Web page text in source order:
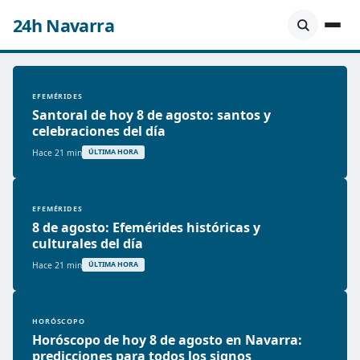
24h Navarra
EFEMÉRIDES
Santoral de hoy 8 de agosto: santos y
celebraciones del día
Hace 21 min ÚLTIMA HORA
EFEMÉRIDES
8 de agosto: Efemérides históricas y
culturales del día
Hace 21 min ÚLTIMA HORA
HORÓSCOPO
Horóscopo de hoy 8 de agosto en Navarra:
predicciones para todos los signos